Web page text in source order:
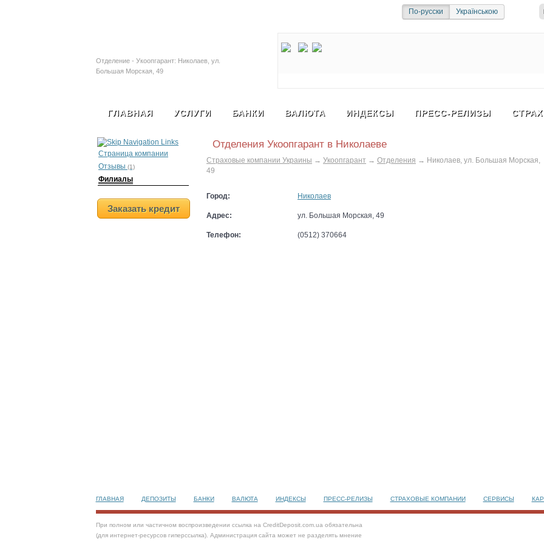
По-русски Українською
Отделение - Укоопгарант: Николаев, ул.
Большая Морская, 49
ГЛАВНАЯ УСЛУГИ БАНКИ ВАЛЮТА ИНДЕКСЫ ПРЕСС-РЕЛИЗЫ
Страница компании
Отзывы (1)
Филиалы
Заказать кредит
Отделения Укоопгарант в Николаеве
Страховые компании Украины → Укоопгарант → Отделения → Николаев, ул. Большая Морская,
49
Город: Николаев
Адрес: ул. Большая Морская, 49
Телефон: (0512) 370664
ГЛАВНАЯ ДЕПОЗИТЫ БАНКИ ВАЛЮТА ИНДЕКСЫ ПРЕСС-РЕЛИЗЫ СТРАХОВЫЕ КОМПАНИИ СЕРВИСЫ
При полном или частичном воспроизведении ссылка на CreditDeposit.com.ua обязательна
(для интернет-ресурсов гиперссылка). Администрация сайта может не разделять мнение